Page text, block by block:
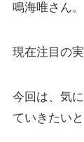
鳴海唯さん。
現在注目の
今回は、気
ていきたい